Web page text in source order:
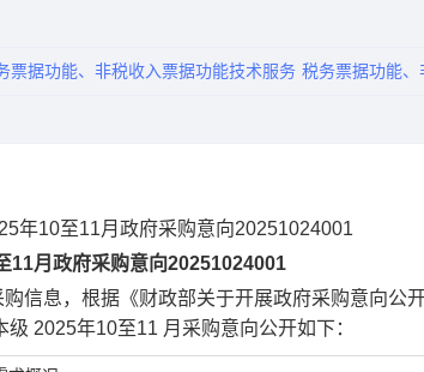
票据功能、非税收入票据功能技术服务 税务票据功能、
年10至11月政府采购意向20251024001
11月政府采购意向20251024001
信息，根据《财政部关于开展政府采购意向公
2025年10至11 月采购意向公开如下：